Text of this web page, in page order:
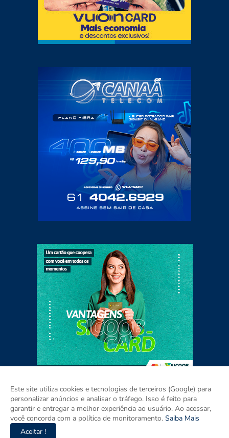
Copyright ©
Home Sobre Contato Mídia Kit
Este site utiliza cookies e tecnologias de terceiros (Google) para
personalizar anúncios e analisar o tráfego. Isso é feito para
garantir e entregar a melhor experiência ao usuário. Ao acessar,
você concorda com a política de monitoramento. Saiba Mais
Aceitar !